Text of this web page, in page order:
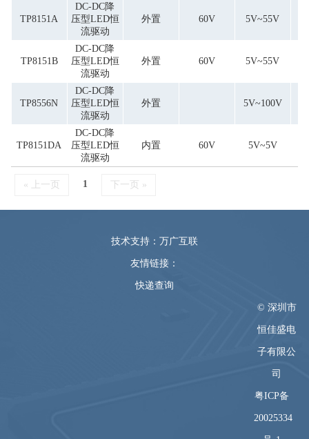
TP8151A
DC-DC降
压型LED恒
流驱动
外置 60V 5V~55V
TP8151B
DC-DC降
压型LED恒
流驱动
外置 60V 5V~55V
TP8556N
DC-DC降
压型LED恒
流驱动
外置 5V~100V
TP8151DA
DC-DC降
压型LED恒
流驱动
内置 60V 5V~5V
« 上一页 1 下一页 »
技术支持：万广互联
友情链接：
快递查询
© 深圳市
恒佳盛电
子有限公
司
粤ICP备
20025334